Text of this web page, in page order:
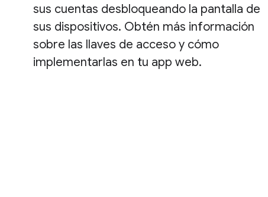
sus cuentas desbloqueando la pantalla de
sus dispositivos. Obtén más información
sobre las llaves de acceso y cómo
implementarlas en tu app web.